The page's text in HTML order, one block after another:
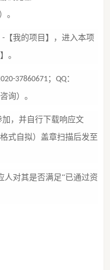
。
- 【我的项目】，进入本项
。
020-37860671； QQ：
询）。
，并自行下载响应文
式自拟）盖章扫描后发至
人对其是否满足“已通过资